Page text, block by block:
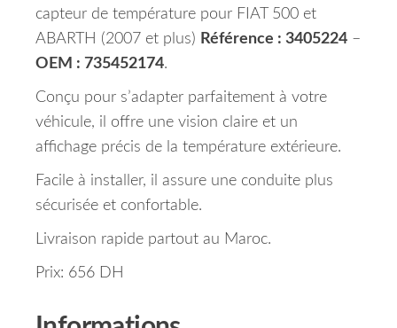
capteur de température pour FIAT 500 et
ABARTH (2007 et plus) Référence : 3405224 –
OEM : 735452174.
Conçu pour s’adapter parfaitement à votre
véhicule, il offre une vision claire et un
affichage précis de la température extérieure.
Facile à installer, il assure une conduite plus
sécurisée et confortable.
Livraison rapide partout au Maroc.
Prix: 656 DH